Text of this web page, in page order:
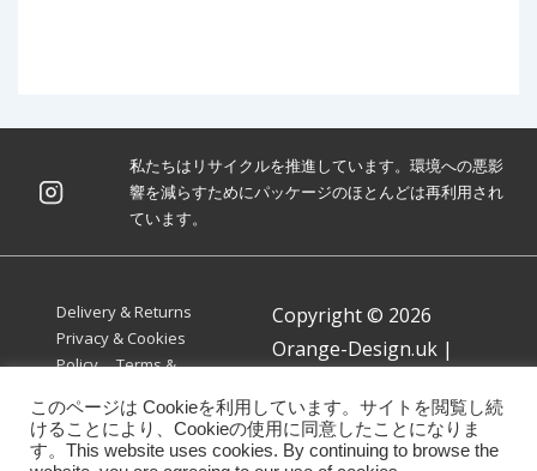
私たちはリサイクルを推進しています。環境への悪影
響を減らすためにパッケージのほとんどは再利用され
ています。
Footer
Menu
Delivery & Returns
Privacy & Cookies
Policy
Terms &
Copyright © 2026
Orange-Design.uk |
Theme
このページは Cookieを利用しています。サイトを閲覧し続
けることにより、Cookieの使用に同意したことになりま
す。This website uses cookies. By continuing to browse the